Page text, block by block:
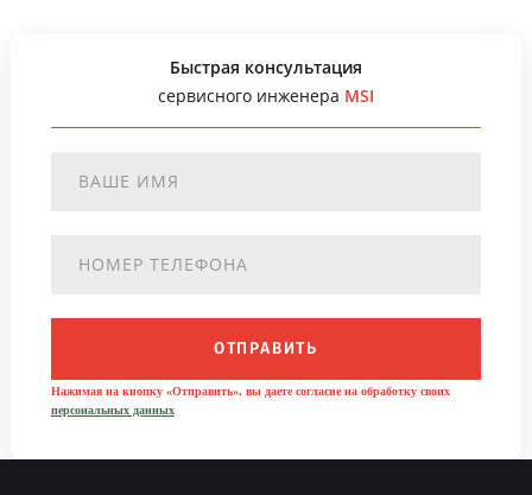
Быстрая консультация
сервисного инженера MSI
ОТПРАВИТЬ
Нажимая на кнопку «Отправить», вы даете согласие на обработку своих
персональных данных